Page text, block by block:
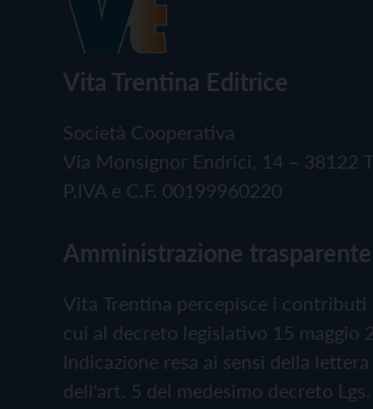
Vita Trentina Editrice
Società Cooperativa
Via Monsignor Endrici, 14 – 38122
P.IVA e C.F. 00199960220
Amministrazione trasparente
Vita Trentina percepisce i
cui al decreto legislativo 15 maggio
Indicazione resa ai sensi della
dell'art. 5 del medesimo decreto Lgs.